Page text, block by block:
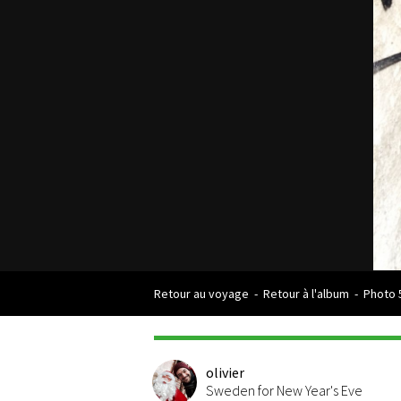
Retour au voyage - Retour à l'album - Photo
olivier
Sweden for New Year's Eve